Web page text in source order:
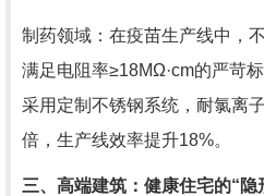
制药领域：在疫苗生产线中，
满足电阻率≥18MΩ·cm的严苛
采用定制不锈钢系统，耐氯离
倍，生产线效率提升18%。
三、高端建筑：健康住宅的“隐